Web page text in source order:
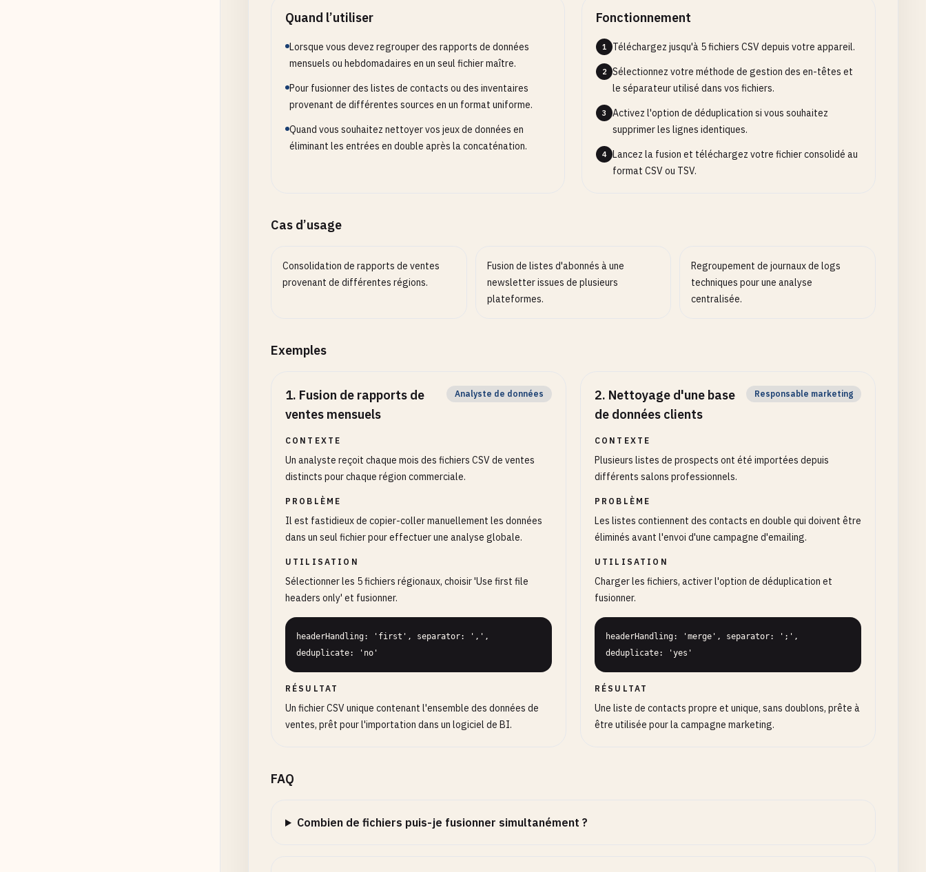
Quand l’utiliser
Lorsque vous devez regrouper des rapports de données
mensuels ou hebdomadaires en un seul fichier maître.
Pour fusionner des listes de contacts ou des inventaires
provenant de différentes sources en un format uniforme.
Quand vous souhaitez nettoyer vos jeux de données en
éliminant les entrées en double après la concaténation.
Fonctionnement
1 Téléchargez jusqu'à 5 fichiers CSV depuis votre appareil.
2
Sélectionnez votre méthode de gestion des en-têtes et
le séparateur utilisé dans vos fichiers.
3
Activez l'option de déduplication si vous souhaitez
supprimer les lignes identiques.
4
Lancez la fusion et téléchargez votre fichier consolidé au
format CSV ou TSV.
Cas d’usage
Consolidation de rapports de ventes
provenant de différentes régions.
Fusion de listes d'abonnés à une
newsletter issues de plusieurs
plateformes.
Regroupement de journaux de logs
techniques pour une analyse
centralisée.
Exemples
1. Fusion de rapports de
ventes mensuels
Analyste de données
CONTEXTE
Un analyste reçoit chaque mois des fichiers CSV de ventes
distincts pour chaque région commerciale.
PROBLÈME
Il est fastidieux de copier-coller manuellement les données
dans un seul fichier pour effectuer une analyse globale.
UTILISATION
Sélectionner les 5 fichiers régionaux, choisir 'Use first file
headers only' et fusionner.
headerHandling: 'first', separator: ',',
deduplicate: 'no'
RÉSULTAT
Un fichier CSV unique contenant l'ensemble des données de
ventes, prêt pour l'importation dans un logiciel de BI.
2. Nettoyage d'une base
de données clients
Responsable marketing
CONTEXTE
Plusieurs listes de prospects ont été importées depuis
différents salons professionnels.
PROBLÈME
Les listes contiennent des contacts en double qui doivent être
éliminés avant l'envoi d'une campagne d'emailing.
UTILISATION
Charger les fichiers, activer l'option de déduplication et
fusionner.
headerHandling: 'merge', separator: ';',
deduplicate: 'yes'
RÉSULTAT
Une liste de contacts propre et unique, sans doublons, prête à
être utilisée pour la campagne marketing.
FAQ
Combien de fichiers puis-je fusionner simultanément ?